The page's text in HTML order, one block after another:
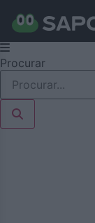
Pular
para
conteúdo
Procurar